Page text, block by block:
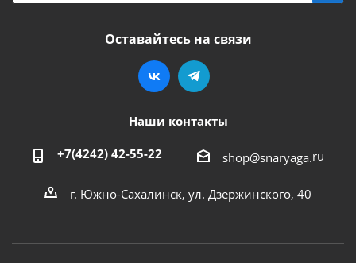
Оставайтесь на связи
Наши контакты
+7(4242) 42-55-22 shop@snaryaga.ru
г. Южно-Сахалинск, ул. Дзержинского, 40